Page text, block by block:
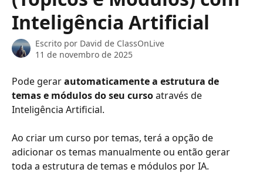
Inteligência Artificial
Escrito por David de ClassOnLive
11 de novembro de 2025
Pode gerar automaticamente a estrutura de
temas e módulos do seu curso através de
Inteligência Artificial.
Ao criar um curso por temas, terá a opção de
adicionar os temas manualmente ou então gerar
toda a estrutura de temas e módulos por IA.